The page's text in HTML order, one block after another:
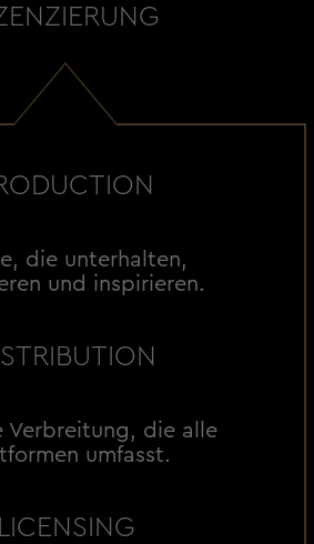
die unterhalten,
und inspirieren.
Verbreitung, die alle
umfasst.
LICENSING